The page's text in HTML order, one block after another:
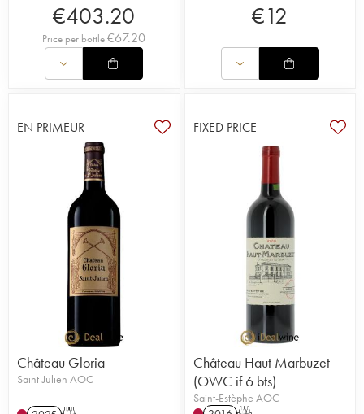
€403.20
Price per bottle€67.20
€12
EN PRIMEUR
Château Gloria
Saint-Julien AOC
FIXED PRICE
Château Haut Marbuzet
(OWC if 6 bts)
Saint-Estèphe AOC